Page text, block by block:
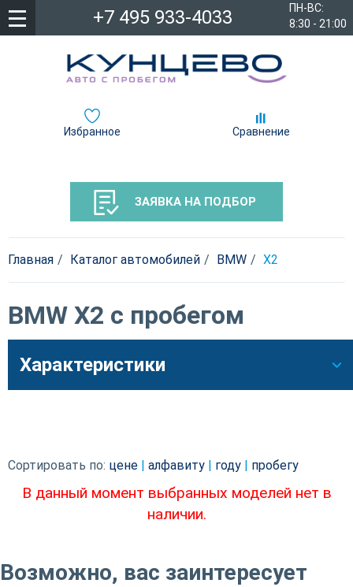
ПН-ВС:
8:30 - 21:00
+7 495 933-4033
Избранное Сравнение
ЗАЯВКА НА ПОДБОР
Главная Каталог автомобилей BMW X2
BMW X2 с пробегом
Характеристики
Сортировать по: цене алфавиту году пробегу
В данный момент выбранных моделей нет в
наличии.
Возможно, вас заинтересует